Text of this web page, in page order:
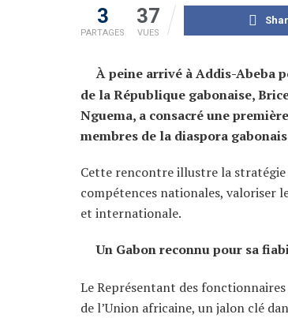
3
PARTAGES
37
VUES
À peine arrivé à Addis-Abeba
de la République gabonaise,
Nguema, a consacré une
membres de la diaspora
Cette rencontre illustre la
compétences nationales, valoriser
et internationale.
Un Gabon reconnu pour sa
Le Représentant des fonctionnaires
de l’Union africaine, un jalon clé